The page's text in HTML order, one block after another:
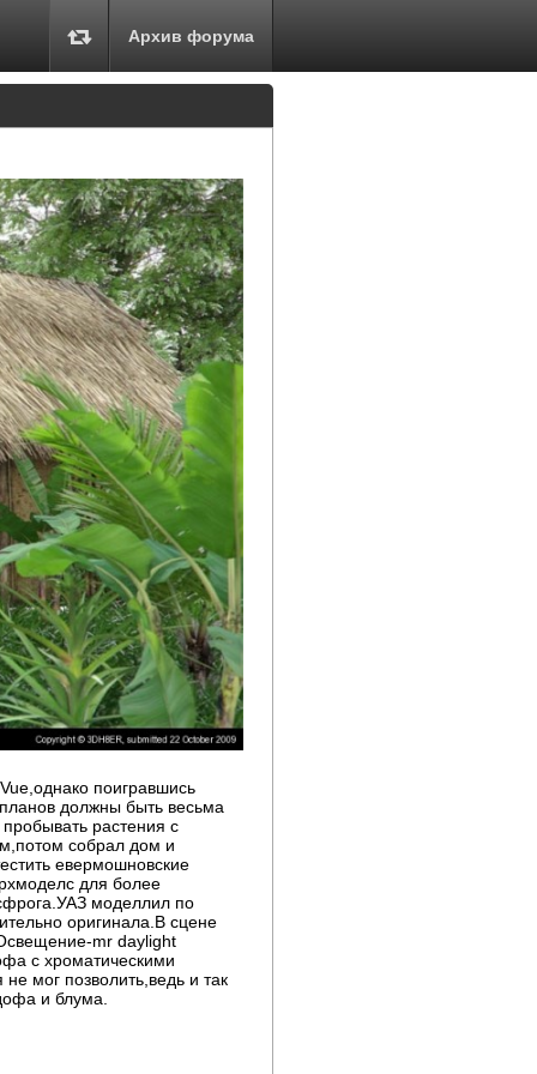
Архив форума
поигравшись
должны быть весьма
растения с
собрал дом и
евермошновские
для более
моделлил по
оригинала.В сцене
mr daylight
с хроматическими
мог позволить,ведь и так
и блума.